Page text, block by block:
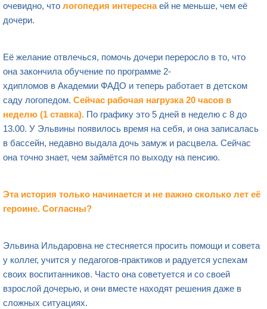
очевидно, что логопедия интереснаей не меньше, чем её
дочери.
Её желание отвлечься, помочь дочери переросло в то, что
она закончила обучение по программе 2-
хдипломов в Академии ФАДО и теперь работает в детском
саду логопедом. Сейчас рабочая нагрузка 20 часов в
неделю (1 ставка). По графику это 5 дней в неделю с 8 до
13.00. У Эльвины появилось время на себя, и она записалась
в бассейн, недавно выдала дочь замуж и расцвела. Сейчас
она точно знает, чем займётся по выходу на пенсию.
Эта история только начинается и не важно сколько лет её
героине. Согласны?
Эльвина Ильдаровна не стесняется просить помощи и совета
у коллег, учится у педагогов-практиков и радуется успехам
своих воспитанников. Часто она советуется и со своей
взрослой дочерью, и они вместе находят решения даже в
сложных ситуациях.